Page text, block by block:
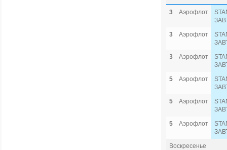
3 Аэрофлот
3
Аэрофлот
3
Аэрофлот
5
Аэрофлот
5
Аэрофлот
5
Аэрофлот
Воскресенье